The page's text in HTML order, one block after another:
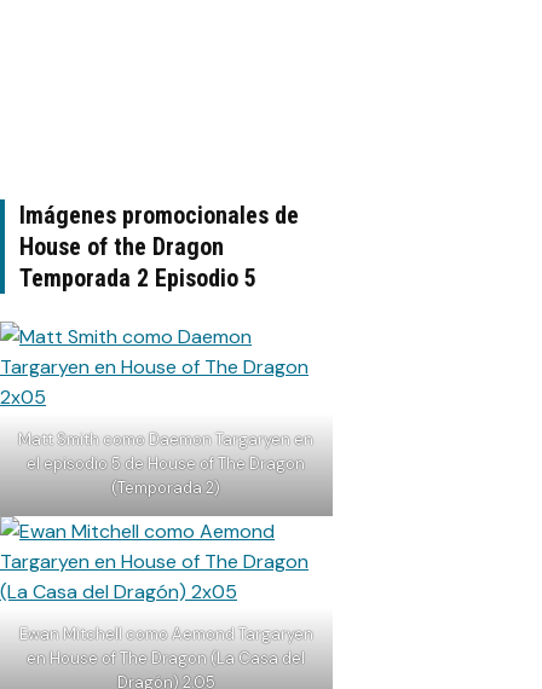
Imágenes promocionales de
House of the Dragon
Temporada 2 Episodio 5
Matt Smith como Daemon Targaryen en
el episodio 5 de House of The Dragon
(Temporada 2)
Ewan Mitchell como Aemond Targaryen
en House of The Dragon (La Casa del
Dragón) 2.05